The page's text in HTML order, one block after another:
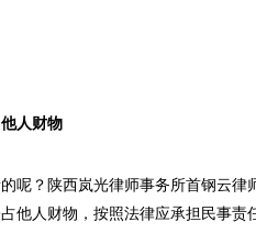
人财物
？陕西岚光律师事务所首钢云律
他人财物，按照法律应承担民事责